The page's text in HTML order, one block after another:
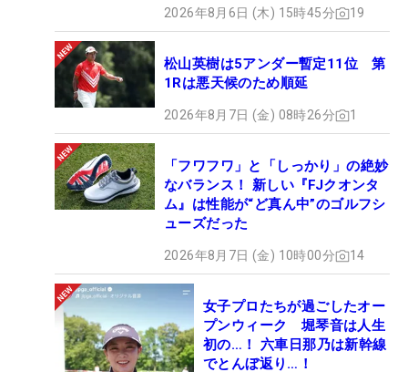
2026年8月6日 (木) 15時45分 19
松山英樹は5アンダー暫定11位 第
1Rは悪天候のため順延
2026年8月7日 (金) 08時26分 1
「フワフワ」と「しっかり」の絶妙
なバランス！ 新しい『FJクオンタ
ム』は性能が“ど真ん中”のゴルフシ
ューズだった
2026年8月7日 (金) 10時00分 14
女子プロたちが過ごしたオー
プンウィーク 堀琴音は人生
初の…！ 六車日那乃は新幹線
でとんぼ返り…！